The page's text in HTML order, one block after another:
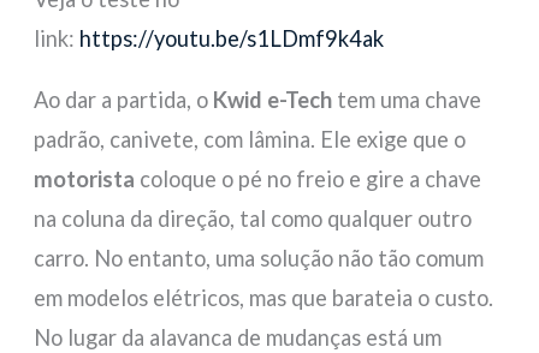
link: https://youtu.be/s1LDmf9k4ak
Ao dar a partida, o Kwid e-Tech tem uma chave
padrão, canivete, com lâmina. Ele exige que o
motorista coloque o pé no freio e gire a chave
na coluna da direção, tal como qualquer outro
carro. No entanto, uma solução não tão comum
em modelos elétricos, mas que barateia o custo.
No lugar da alavanca de mudanças está um